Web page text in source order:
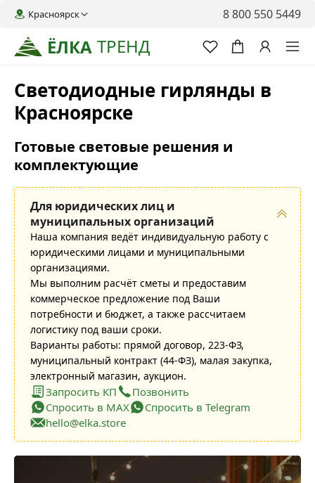
ЁЛКА ТРЕНД
Красноярск 8 800 550 5449
Светодиодные гирлянды в
Красноярске
Готовые световые решения и
комплектующие
Для юридических лиц и
муниципальных организаций
Наша компания ведёт индивидуальную работу с
юридическими лицами и муниципальными
организациями.
Мы выполним расчёт сметы и предоставим
коммерческое предложение под Ваши
потребности и бюджет, а также рассчитаем
логистику под ваши сроки.
Варианты работы: прямой договор, 223-ФЗ,
муниципальный контракт (44-ФЗ), малая закупка,
электронный магазин, аукцион.
Запросить КП
Позвонить
Спросить в MAX
Спросить в Telegram
hello@elka.store